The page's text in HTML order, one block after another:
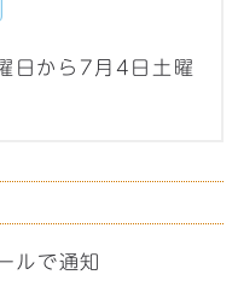
日から7月4日土曜
ルで通知